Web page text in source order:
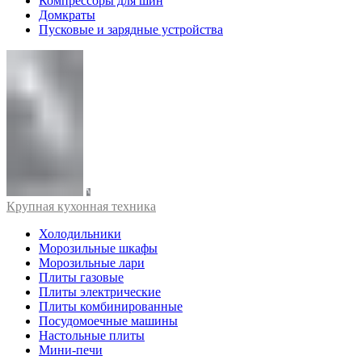
Домкраты
Пусковые и зарядные устройства
Крупная кухонная техника
Холодильники
Морозильные шкафы
Морозильные лари
Плиты газовые
Плиты электрические
Плиты комбинированные
Посудомоечные машины
Настольные плиты
Мини-печи